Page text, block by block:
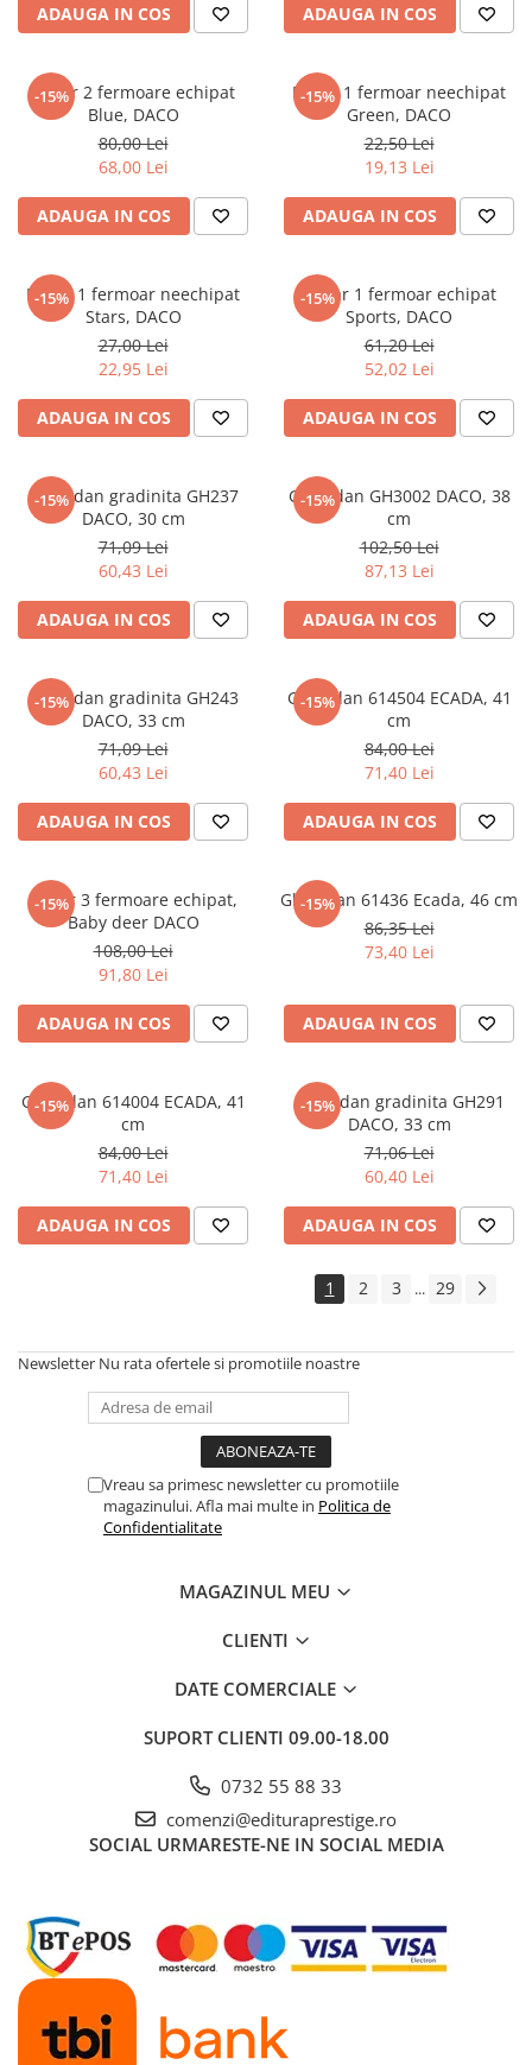
Poezie
romantice
Senzatii/Dragoste
Senzatii/Erotic
Senzatii/Suspans
Senzatii/Thriller
Teatru
Teens Book Club
Birotica & Papetarie
Adezivi si benzi adezive
Articole Birotica
Accesorii Arhivare
Calculator
Hartie si Accesorii
Instrumente de scris
Organizare si Arhivare
Seturi birotica
Articole scolare
Caiete si Carnetele scolare
Coperti, Mape, Etichete
Ghiozdane si Penare scolare
Instrumente si Truse Geometrie
Seturi scolare
Calculator
Cadouri
Carti pentru copii
Beletristica
Literatura Romana
Literatura Universala
Poezie
SF & Fantasy
Descopera lumea
Descopera si invata
Din ograda
Primele notiuni
Carti de colorat
Super pitici 2-5 ani
Culegeri Auxiliare
Dictionare
Enciclopedii
Kids Book Club
Legende istorice
ADAUGA IN COS ADAUGA IN COS
-15%
Penar 2 fermoare echipat
Blue, DACO
80,00 Lei
68,00 Lei
ADAUGA IN COS
-15%
Penar 1 fermoar neechipat
Green, DACO
22,50 Lei
19,13 Lei
ADAUGA IN COS
-15%
Penar 1 fermoar neechipat
Stars, DACO
27,00 Lei
22,95 Lei
ADAUGA IN COS
-15%
Penar 1 fermoar echipat
Sports, DACO
61,20 Lei
52,02 Lei
ADAUGA IN COS
-15%
Ghiozdan gradinita GH237
DACO, 30 cm
71,09 Lei
60,43 Lei
ADAUGA IN COS
-15%
Ghiozdan GH3002 DACO, 38
cm
102,50 Lei
87,13 Lei
ADAUGA IN COS
-15%
Ghiozdan gradinita GH243
DACO, 33 cm
71,09 Lei
60,43 Lei
ADAUGA IN COS
-15%
Ghiozdan 614504 ECADA, 41
cm
84,00 Lei
71,40 Lei
ADAUGA IN COS
-15%
Penar 3 fermoare echipat,
Baby deer DACO
108,00 Lei
91,80 Lei
ADAUGA IN COS
-15%
Ghiozdan 61436 Ecada, 46 cm
86,35 Lei
73,40 Lei
ADAUGA IN COS
-15%
Ghiozdan 614004 ECADA, 41
cm
84,00 Lei
71,40 Lei
ADAUGA IN COS
-15%
Ghiozdan gradinita GH291
DACO, 33 cm
71,06 Lei
60,40 Lei
ADAUGA IN COS
1 2 3 ... 29
Newsletter Nu rata ofertele si promotiile noastre
Vreau sa primesc newsletter cu promotiile
magazinului. Afla mai multe in Politica de
Confidentialitate
MAGAZINUL MEU
CLIENTI
DATE COMERCIALE
SUPORT CLIENTI 09.00-18.00
0732 55 88 33
comenzi@edituraprestige.ro
SOCIAL URMARESTE-NE IN SOCIAL MEDIA